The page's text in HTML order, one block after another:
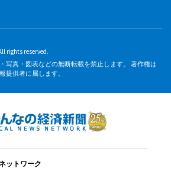
rights reserved.
写真・図表などの無断転載を禁止します。 著作権は
提供者に属します。
ットワーク